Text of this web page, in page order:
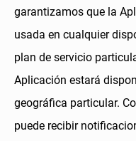
garantizamos que la
usada en cualquier
plan de servicio
Aplicación estará
geográfica particular.
puede recibir